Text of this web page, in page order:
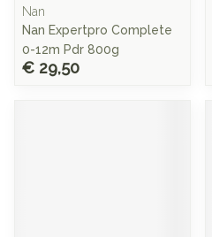
Nan
Nan Expertpro Complete
0-12m Pdr 800g
€ 29,50